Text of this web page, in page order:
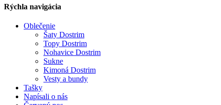
Rýchla navigácia
Oblečenie
Šaty Dostrim
Topy Dostrim
Nohavice Dostrim
Sukne
Kimoná Dostrim
Vesty a bundy
Tašky
Napísali o nás